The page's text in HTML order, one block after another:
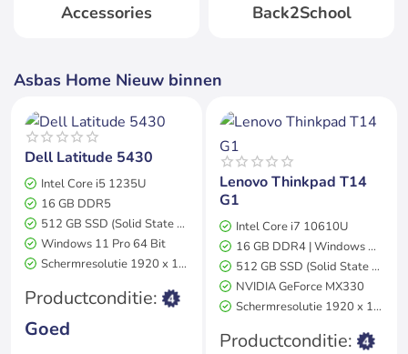
Accessories Back2School
Asbas Home Nieuw binnen
Op voorraad
2 jaar garantie
Dell Latitude 5430
Intel Core i5 1235U
16 GB DDR5
512 GB SSD (Solid State Drive)
Windows 11 Pro 64 Bit
Schermresolutie 1920 x 1080
Productconditie:
Goed
Op voorraad
2 jaar garantie
Lenovo Thinkpad T14
G1
Intel Core i7 10610U
16 GB DDR4 | Windows 11 Pro
512 GB SSD (Solid State Drive)
NVIDIA GeForce MX330
Schermresolutie 1920 x 1080
Productconditie: